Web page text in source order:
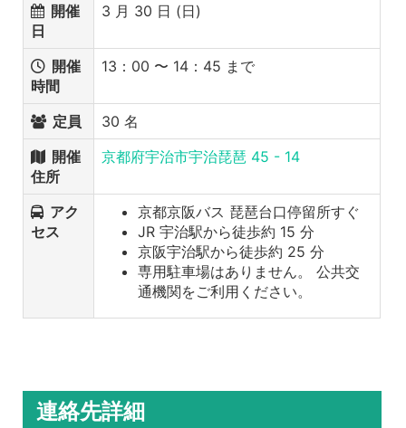
開催
日
3 月 30 日 (日)
開催
時間
13：00 〜 14：45 まで
定員
30 名
開催
住所
京都府宇治市宇治琵琶 45 - 14
アク
セス
京都京阪バス 琵琶台口停留所すぐ
JR 宇治駅から徒歩約 15 分
京阪宇治駅から徒歩約 25 分
専用駐車場はありません。 公共交
通機関をご利用ください。
連絡先詳細